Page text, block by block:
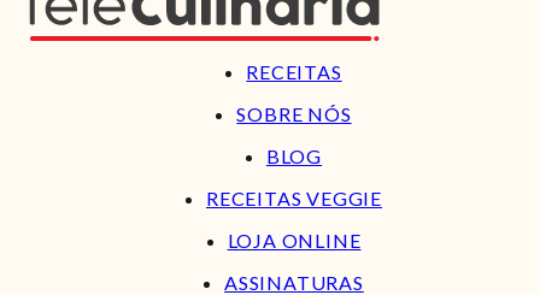
RECEITAS
SOBRE NÓS
BLOG
RECEITAS VEGGIE
LOJA ONLINE
ASSINATURAS